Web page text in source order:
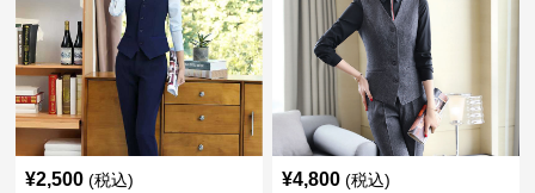
¥2,500 (税込) ¥4,800 (税込)